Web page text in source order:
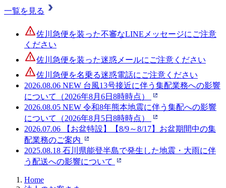
一覧を見る
佐川急便を装った不審なLINEメッセージにご注意
ください
佐川急便を装った迷惑メールにご注意ください
佐川急便を名乗る迷惑電話にご注意ください
2026.08.06 NEW 台風13号接近に伴う集配業務への影響
について（2026年8月6日8時時点）
2026.08.05 NEW 令和8年熊本地震に伴う集配への影響
について（2026年8月5日8時時点）
2026.07.06
【お盆特設】【8/9～8/17】お盆期間中の集
配業務のご案内
2025.08.18 石川県能登半島で発生した地震・大雨に伴
う配送への影響について
Home